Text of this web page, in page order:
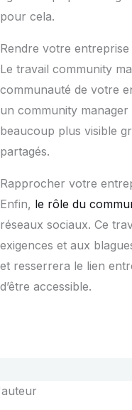
pour cela.
Rendre votre entreprise
Le travail community
communauté de votre
un community
beaucoup plus visible
partagés.
Rapprocher votre
Enfin, le rôle du
réseaux sociaux. Ce
exigences et aux
et resserrera le lien
d’être accessible.